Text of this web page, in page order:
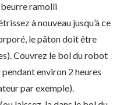
ramolli
à nouveau jusqu’à ce
le pâton doit être
Couvrez le bol du robot
environ 2 heures
par exemple).